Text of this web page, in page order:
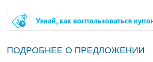
Узнай, как воспользоваться
ПОДРОБНЕЕ О ПРЕДЛОЖЕНИИ